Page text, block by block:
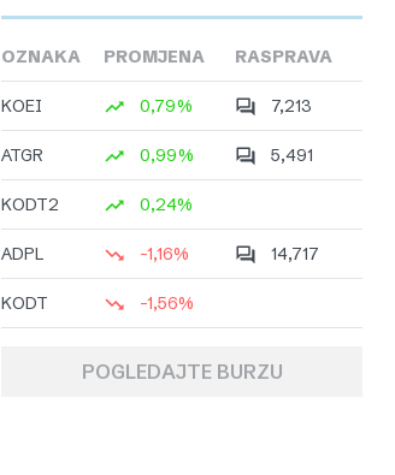
OZNAKA PROMJENA RASPRAVA
KOEI 0,79% 7,213
ATGR 0,99% 5,491
KODT2 0,24%
ADPL -1,16% 14,717
KODT -1,56%
POGLEDAJTE BURZU